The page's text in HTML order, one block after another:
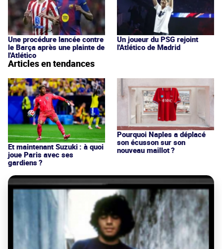
Une procédure lancée contre
le Barça après une plainte de
l'Atlético
Un joueur du PSG rejoint
l'Atlético de Madrid
Articles en tendances
Et maintenant Suzuki : à quoi
joue Paris avec ses
gardiens ?
Pourquoi Naples a déplacé
son écusson sur son
nouveau maillot ?